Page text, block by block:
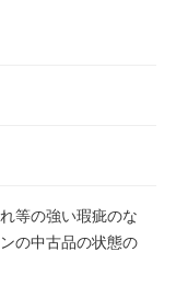
等の強い瑕疵のな
の中古品の状態の